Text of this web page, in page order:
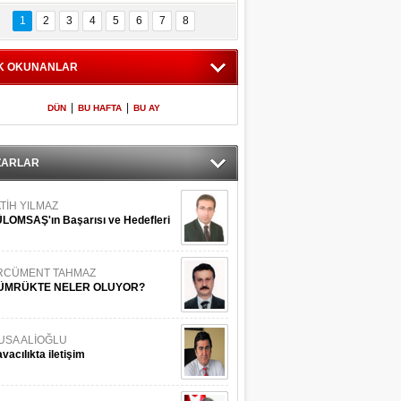
İstanbul
Adaları
600 milletvekilinin
listesi
1 2 3 4 5 6 7 8
OKUNANLAR
DÜN BU HAFTA BU AY
YILMAZ
Başarısı ve Hedefleri
TAHMAZ
NELER OLUYOR?
ALİOĞLU
iletişim